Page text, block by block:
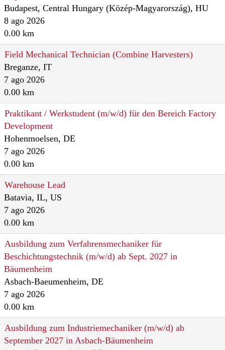
Budapest, Central Hungary (Közép-Magyarország), HU
8 ago 2026
0.00 km
Field Mechanical Technician (Combine Harvesters)
Breganze, IT
7 ago 2026
0.00 km
Praktikant / Werkstudent (m/w/d) für den Bereich Factory
Development
Hohenmoelsen, DE
7 ago 2026
0.00 km
Warehouse Lead
Batavia, IL, US
7 ago 2026
0.00 km
Ausbildung zum Verfahrensmechaniker für
Beschichtungstechnik (m/w/d) ab Sept. 2027 in
Bäumenheim
Asbach-Baeumenheim, DE
7 ago 2026
0.00 km
Ausbildung zum Industriemechaniker (m/w/d) ab
September 2027 in Asbach-Bäumenheim